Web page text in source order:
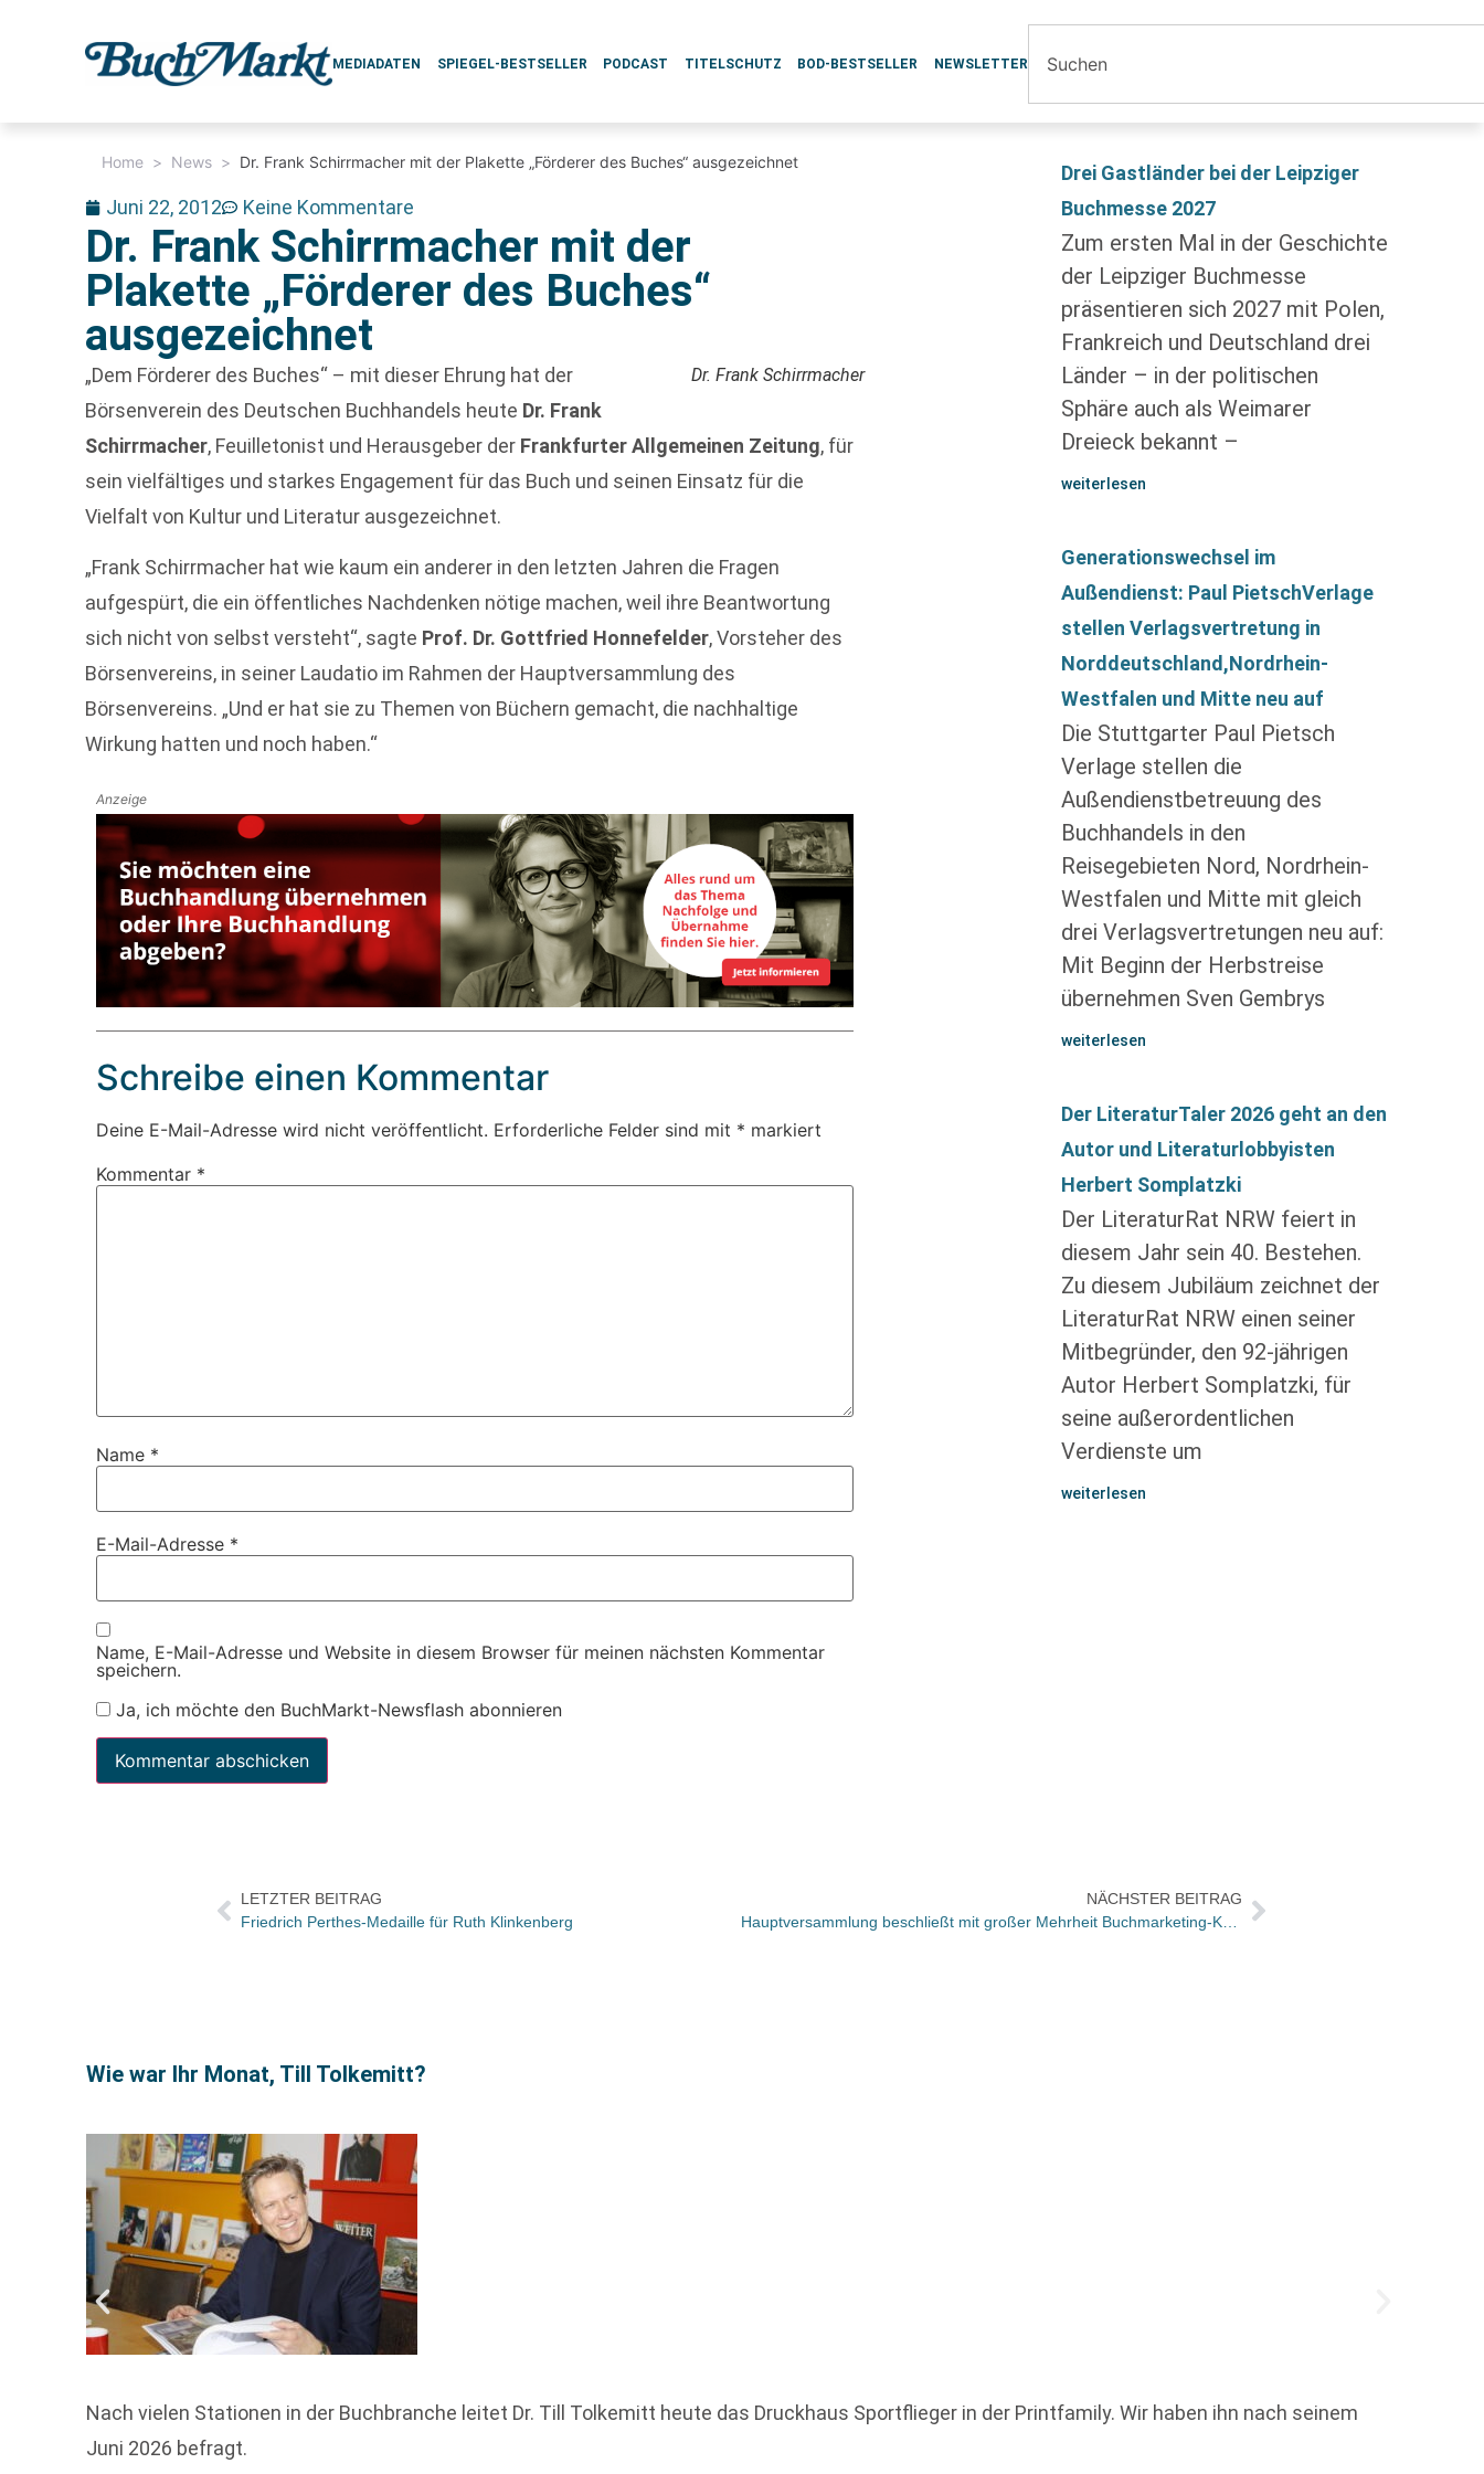
MEDIADATEN SPIEGEL-BESTSELLER PODCAST TITELSCHUTZ BOD-BESTSELLER NEWSLETTER
Home > News > Dr. Frank Schirrmacher mit der Plakette „Förderer des Buches“ ausgezeichnet
Juni 22, 2012 Keine Kommentare
Dr. Frank Schirrmacher mit der
Plakette „Förderer des Buches“
ausgezeichnet
Dr. Frank Schirrmacher
„Dem Förderer des Buches“ – mit dieser Ehrung hat der
Börsenverein des Deutschen Buchhandels heute Dr. Frank
Schirrmacher, Feuilletonist und Herausgeber der Frankfurter Allgemeinen Zeitung, für
sein vielfältiges und starkes Engagement für das Buch und seinen Einsatz für die
Vielfalt von Kultur und Literatur ausgezeichnet.
„Frank Schirrmacher hat wie kaum ein anderer in den letzten Jahren die Fragen
aufgespürt, die ein öffentliches Nachdenken nötige machen, weil ihre Beantwortung
sich nicht von selbst versteht“, sagte Prof. Dr. Gottfried Honnefelder, Vorsteher des
Börsenvereins, in seiner Laudatio im Rahmen der Hauptversammlung des
Börsenvereins. „Und er hat sie zu Themen von Büchern gemacht, die nachhaltige
Wirkung hatten und noch haben.“
Anzeige
Schreibe einen Kommentar
Deine E-Mail-Adresse wird nicht veröffentlicht. Erforderliche Felder sind mit * markiert
Kommentar *
Name *
E-Mail-Adresse *
Name, E-Mail-Adresse und Website in diesem Browser für meinen nächsten Kommentar
speichern.
Ja, ich möchte den BuchMarkt-Newsflash abonnieren
Drei Gastländer bei der Leipziger
Buchmesse 2027
Zum ersten Mal in der Geschichte
der Leipziger Buchmesse
präsentieren sich 2027 mit Polen,
Frankreich und Deutschland drei
Länder – in der politischen
Sphäre auch als Weimarer
Dreieck bekannt –
weiterlesen
Generationswechsel im
Außendienst: Paul PietschVerlage
stellen Verlagsvertretung in
Norddeutschland,Nordrhein-
Westfalen und Mitte neu auf
Die Stuttgarter Paul Pietsch
Verlage stellen die
Außendienstbetreuung des
Buchhandels in den
Reisegebieten Nord, Nordrhein-
Westfalen und Mitte mit gleich
drei Verlagsvertretungen neu auf:
Mit Beginn der Herbstreise
übernehmen Sven Gembrys
weiterlesen
Der LiteraturTaler 2026 geht an den
Autor und Literaturlobbyisten
Herbert Somplatzki
Der LiteraturRat NRW feiert in
diesem Jahr sein 40. Bestehen.
Zu diesem Jubiläum zeichnet der
LiteraturRat NRW einen seiner
Mitbegründer, den 92-jährigen
Autor Herbert Somplatzki, für
seine außerordentlichen
Verdienste um
weiterlesen
LETZTER BEITRAG
Friedrich Perthes-Medaille für Ruth Klinkenberg
NÄCHSTER BEITRAG
Hauptversammlung beschließt mit großer Mehrheit Buchmarketing-Kampagne
Wie war Ihr Monat, Till Tolkemitt?
Nach vielen Stationen in der Buchbranche leitet Dr. Till Tolkemitt heute das Druckhaus Sportflieger in der Printfamily. Wir haben ihn nach seinem
Juni 2026 befragt.